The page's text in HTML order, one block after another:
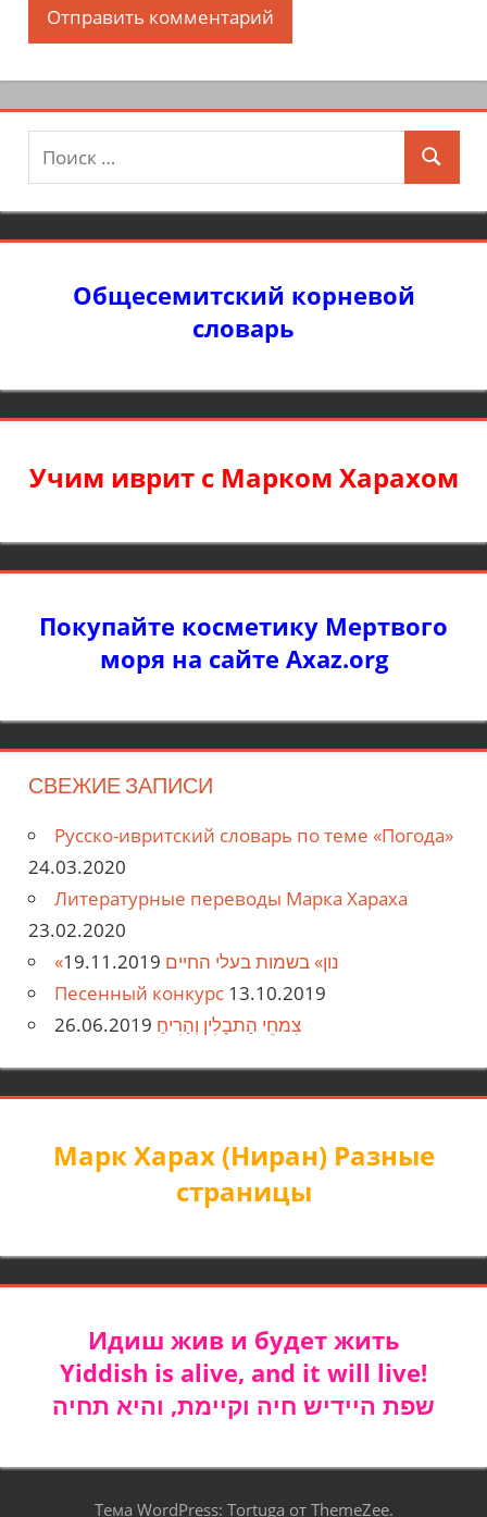
Поиск
для:
Поиск
Общесемитский корневой
словарь
Учим иврит с Марком Харахом
Покупайте косметику Мертвого
моря на сайте Axaz.org
СВЕЖИЕ ЗАПИСИ
Русско-ивритский словарь по теме «Погода»
24.03.2020
Литературные переводы Марка Хараха
23.02.2020
«נון» בשמות בעלי החיים 19.11.2019
Песенный конкурс 13.10.2019
צִמחֵי הַתבָלִין וְהַרִיחַ 26.06.2019
Марк Харах (Ниран) Разные
страницы
Идиш жив и будет жить
Yiddish is alive, and it will live!
שפת היידיש חיה וקיימת, והיא תחיה
Тема WordPress: Tortuga от ThemeZee.